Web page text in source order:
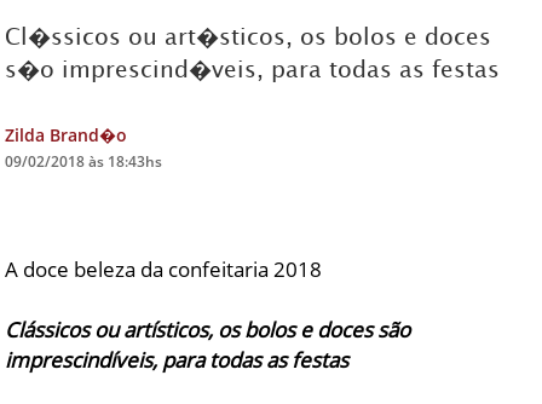
SOCIAL
TV ZILDA BRANDÃO
FALE CONOSCO
Cl�ssicos ou art�sticos, os bolos e doces
s�o imprescind�veis, para todas as festas
Zilda Brand�o
09/02/2018 às 18:43hs
A doce beleza da confeitaria 2018
Clássicos ou artísticos, os bolos e doces são
imprescindíveis, para todas as festas